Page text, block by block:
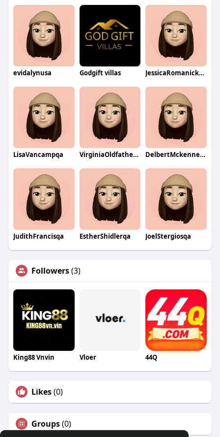
evidalynusa Godgift villas JessicaRomanickqa
LisaVancampqa VirginiaOldfatherqa DelbertMckenneyqa
JudithFrancisqa EstherShidlerqa JoelStergiosqa
Followers(3)
King88 Vnvin Vloer 44Q
Likes(0)
Groups(0)